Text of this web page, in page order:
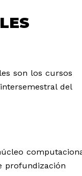
son los cursos
del
profundización